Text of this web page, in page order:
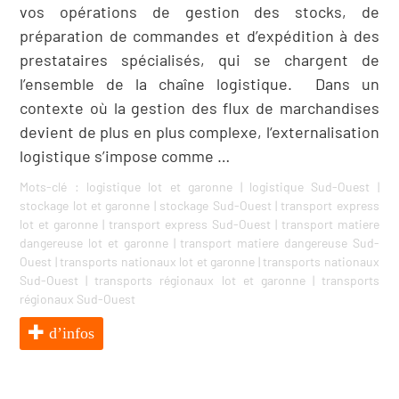
vos opérations de gestion des stocks, de
préparation de commandes et d’expédition à des
prestataires spécialisés, qui se chargent de
l’ensemble de la chaîne logistique. Dans un
contexte où la gestion des flux de marchandises
devient de plus en plus complexe, l‘externalisation
logistique s’impose comme …
Mots-clé : logistique lot et garonne | logistique Sud-Ouest |
stockage lot et garonne | stockage Sud-Ouest | transport express
lot et garonne | transport express Sud-Ouest | transport matiere
dangereuse lot et garonne| transport matiere dangereuse Sud-
Ouest | transports nationaux lot et garonne | transports nationaux
Sud-Ouest | transports régionaux lot et garonne| transports
régionaux Sud-Ouest
d’infos